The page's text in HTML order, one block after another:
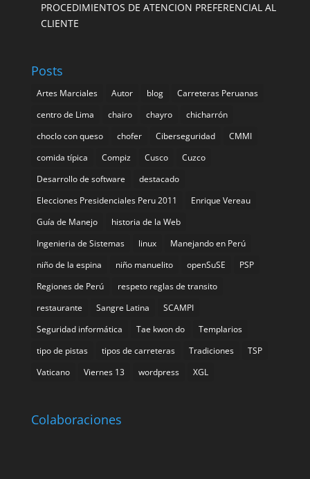
PROCEDIMIENTOS DE ATENCION PREFERENCIAL AL
CLIENTE
Posts
Artes Marciales Autor blog
Carreteras Peruanas
centro de Lima
chairo chayro
chicharrón
choclo con queso
chofer Ciberseguridad
CMMI
comida tí­pica
Compiz Cusco
Cuzco
Desarrollo de software
destacado
Elecciones Presidenciales Peru 2011
Enrique Vereau
Guía de Manejo
historia de la Web
Ingenieria de Sistemas
linux
Manejando en Perú
niño de la espina
niño manuelito openSuSE
PSP
Regiones de Perú
respeto reglas de transito
restaurante
Sangre Latina
SCAMPI
Seguridad informática
Tae kwon do
Templarios
tipo de pistas
tipos de carreteras Tradiciones
TSP
Vaticano
Viernes 13 wordpress XGL
Colaboraciones